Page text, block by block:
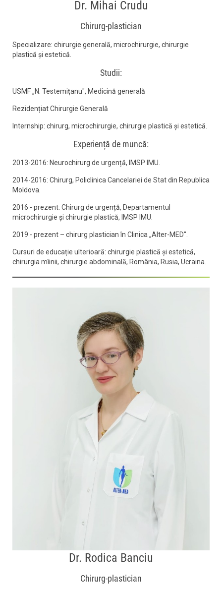
Dr. Mihai Crudu
Chirurg-plastician
Specializare: chirurgie generală, microchirurgie, chirurgie
plastică și estetică.
Studii:
USMF „N. Testemițanu", Medicină generală
Rezidențiat Chirurgie Generală
Internship: chirurg, microchirurgie, chirurgie plastică și estetică.
Experiență de muncă:
2013-2016: Neurochirurg de urgență, IMSP IMU.
2014-2016: Chirurg, Policlinica Cancelariei de Stat din Republica
Moldova.
2016 - prezent: Chirurg de urgență, Departamentul
microchirurgie și chirurgie plastică, IMSP IMU.
2019 - prezent – chirurg plastician în Clinica „Alter-MED".
Cursuri de educație ulterioară: chirurgie plastică și estetică,
chirurgia mîinii, chirurgie abdominală, România, Rusia, Ucraina.
Dr. Rodica Banciu
Chirurg-plastician